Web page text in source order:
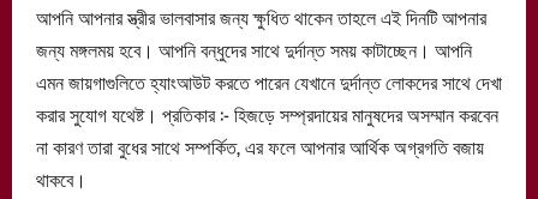
আপনি আপনার স্ত্রীর ভালবাসার জন্য ক্ষুধিত থাকেন তাহলে এই দিনটি আপনার
জন্য মঙ্গলময় হবে। আপনি বন্ধুদের সাথে দুর্দান্ত সময় কাটাচ্ছেন। আপনি
এমন জায়গাগুলিতে হ্যাংআউট করতে পারেন যেখানে দুর্দান্ত লোকদের সাথে দেখা
করার সুযোগ যথেষ্ট। প্রতিকার :- হিজড়ে সম্প্রদায়ের মানুষদের অসম্মান করবেন
না কারণ তারা বুধের সাথে সম্পর্কিত, এর ফলে আপনার আর্থিক অগ্রগতি বজায়
থাকবে।